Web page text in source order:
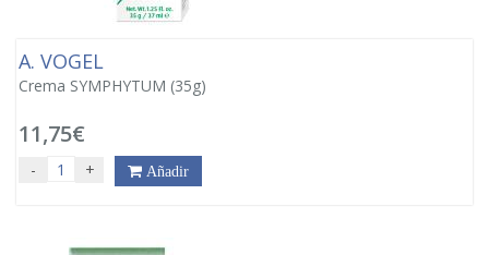
A. VOGEL
Crema SYMPHYTUM (35g)
11,75€
- + Añadir